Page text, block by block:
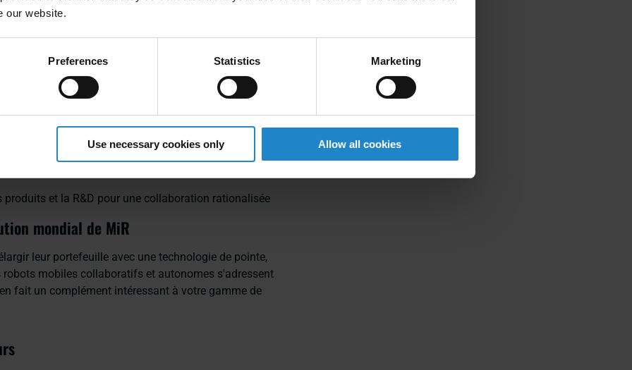
our website.
Preferences Statistics Marketing
Use necessary cookies only Allow all cookies
peuvent bénéficier de nombreux avantages,
de produits et de fonctionnalités
produits et la R&D pour une collaboration rationalisée
mondial de MiR
leur portefeuille avec une technologie de pointe,
mobiles collaboratifs et autonomes s'adressent
fait un complément intéressant à votre gamme de